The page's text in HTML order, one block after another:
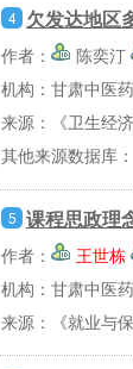
4 欠发达地区
作者： 陈奕汀
机构：甘肃中医
来源：《卫生经
其他来源数据库：
5 课程思政理
作者： 王世栋
机构：甘肃中医
来源：《就业与